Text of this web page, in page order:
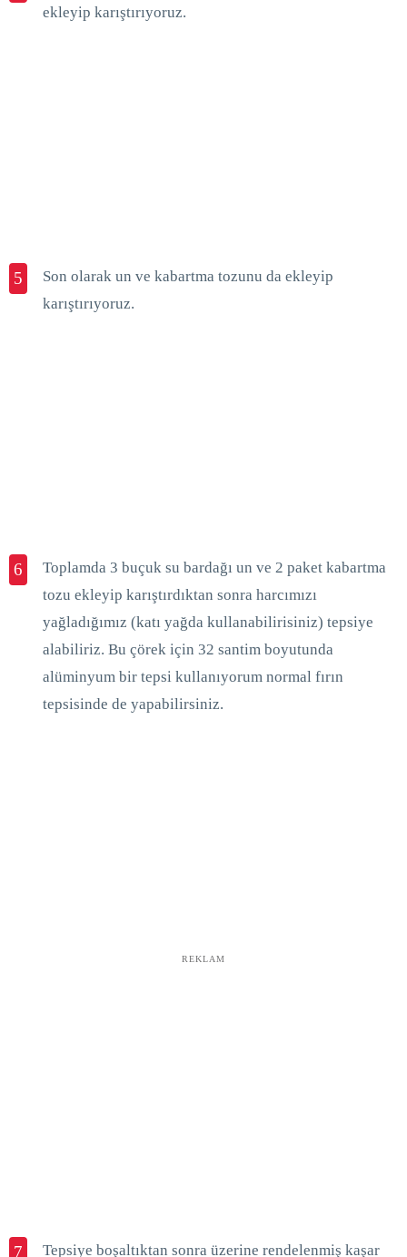
ekleyip karıştırıyoruz.
5
Son olarak un ve kabartma tozunu da ekleyip
karıştırıyoruz.
6
Toplamda 3 buçuk su bardağı un ve 2 paket kabartma
tozu ekleyip karıştırdıktan sonra harcımızı
yağladığımız (katı yağda kullanabilirisiniz) tepsiye
alabiliriz. Bu çörek için 32 santim boyutunda
alüminyum bir tepsi kullanıyorum normal fırın
tepsisinde de yapabilirsiniz.
REKLAM
7 Tepsiye boşaltıktan sonra üzerine rendelenmiş kaşar